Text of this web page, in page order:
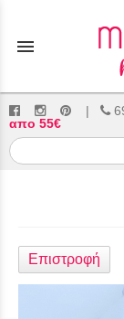
menu
|
απο 55€
Επιστροφή